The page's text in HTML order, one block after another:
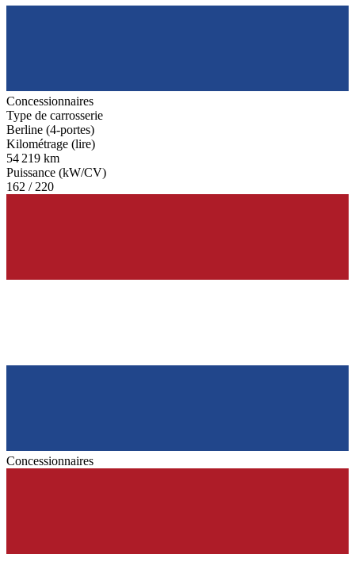
Concessionnaires
Type de carrosserie
Berline (4-portes)
Kilométrage (lire)
54 219 km
Puissance (kW/CV)
162 / 220
Concessionnaires